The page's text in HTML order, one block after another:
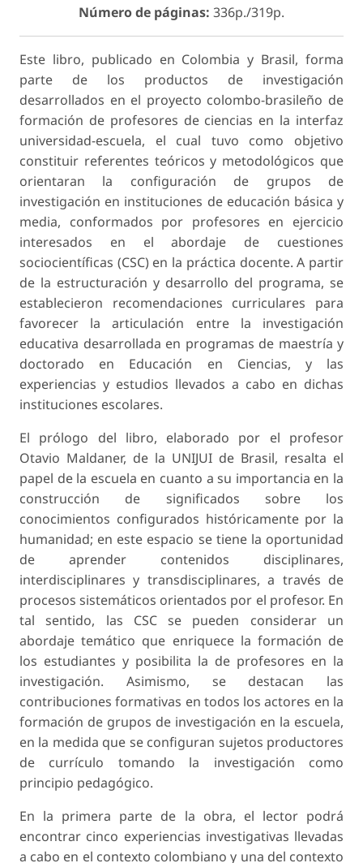
Número de páginas: 336p./319p.
Este libro, publicado en Colombia y Brasil, forma
parte de los productos de investigación
desarrollados en el proyecto colombo-brasileño de
formación de profesores de ciencias en la interfaz
universidad-escuela, el cual tuvo como objetivo
constituir referentes teóricos y metodológicos que
orientaran la configuración de grupos de
investigación en instituciones de educación básica y
media, conformados por profesores en ejercicio
interesados en el abordaje de cuestiones
sociocientíficas (CSC) en la práctica docente. A partir
de la estructuración y desarrollo del programa, se
establecieron recomendaciones curriculares para
favorecer la articulación entre la investigación
educativa desarrollada en programas de maestría y
doctorado en Educación en Ciencias, y las
experiencias y estudios llevados a cabo en dichas
instituciones escolares.
El prólogo del libro, elaborado por el profesor
Otavio Maldaner, de la UNIJUI de Brasil, resalta el
papel de la escuela en cuanto a su importancia en la
construcción de significados sobre los
conocimientos configurados históricamente por la
humanidad; en este espacio se tiene la oportunidad
de aprender contenidos disciplinares,
interdisciplinares y transdisciplinares, a través de
procesos sistemáticos orientados por el profesor. En
tal sentido, las CSC se pueden considerar un
abordaje temático que enriquece la formación de
los estudiantes y posibilita la de profesores en la
investigación. Asimismo, se destacan las
contribuciones formativas en todos los actores en la
formación de grupos de investigación en la escuela,
en la medida que se configuran sujetos productores
de currículo tomando la investigación como
principio pedagógico.
En la primera parte de la obra, el lector podrá
encontrar cinco experiencias investigativas llevadas
a cabo en el contexto colombiano y una del contexto